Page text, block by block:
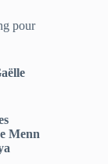
pour
Menn